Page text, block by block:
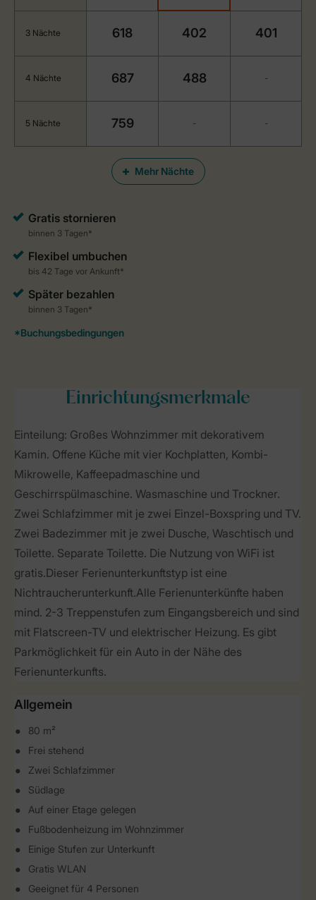
Mehr Nächte
3 Nächte 618 402 401
4 Nächte 687 488 -
5 Nächte 759 - -
Einrichtungsmerkmale
Einteilung: Großes Wohnzimmer mit dekorativem
Kamin. Offene Küche mit vier Kochplatten, Kombi-
Mikrowelle, Kaffeepadmaschine und
Geschirrspülmaschine. Wasmaschine und Trockner.
Zwei Schlafzimmer mit je zwei Einzel-Boxspring und TV.
Zwei Badezimmer mit je zwei Dusche, Waschtisch und
Toilette. Separate Toilette. Die Nutzung von WiFi ist
gratis.Dieser Ferienunterkunftstyp ist eine
Nichtraucherunterkunft.Alle Ferienunterkünfte haben
mind. 2-3 Treppenstufen zum Eingangsbereich und sind
mit Flatscreen-TV und elektrischer Heizung. Es gibt
Parkmöglichkeit für ein Auto in der Nähe des
Ferienunterkunfts.
Allgemein
80 m²
Frei stehend
Zwei Schlafzimmer
Südlage
Auf einer Etage gelegen
Fußbodenheizung im Wohnzimmer
Einige Stufen zur Unterkunft
Gratis WLAN
Geeignet für 4 Personen